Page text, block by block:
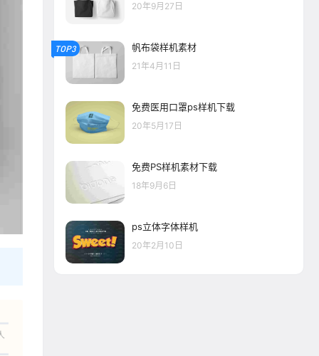
20年9月27日
TOP3 帆布袋样机素材
21年4月11日
免费医用口罩ps样机下载
20年5月17日
免费PS样机素材下载
18年9月6日
ps立体字体样机
20年2月10日